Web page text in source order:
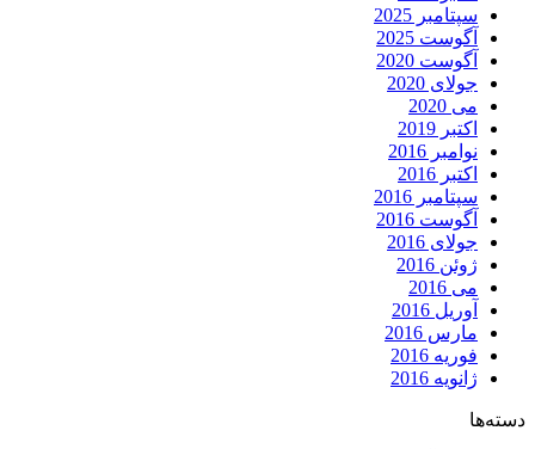
سپتامبر 2025
آگوست 2025
آگوست 2020
جولای 2020
می 2020
اکتبر 2019
نوامبر 2016
اکتبر 2016
سپتامبر 2016
آگوست 2016
جولای 2016
ژوئن 2016
می 2016
آوریل 2016
مارس 2016
فوریه 2016
ژانویه 2016
دسته‌ها